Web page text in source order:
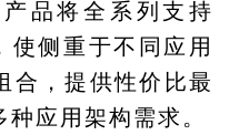
品将全系列支持
使侧重于不同应用
合，提供性价比最
应用架构需求。